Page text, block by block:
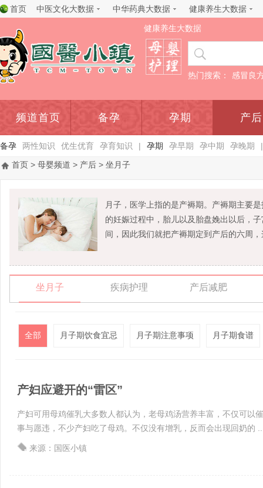
首页 中医文化大数据 中华药典大数据 健康养生大数据
健康养生大数据
热门搜索： 感冒良
频道首页 备孕 孕期 产后
备孕 两性知识 优生优育 孕育知识 | 孕期 孕早期 孕中期 孕晚期
|
首页 > 母婴频道 > 产后 > 坐月子
月子，医学上指的是产褥期。产褥期主要
的妊娠过程中，胎儿以及胎盘娩出以后，
间，因此我们就把产褥期定到产后的六周
坐月子 疾病护理 产后减肥
全部 月子期饮食宜忌 月子期注意事项 月子期食谱
产妇应避开的“雷区”
产妇可用母鸡催乳大多数人都认为，老母鸡汤营养丰富，不仅可以
事与愿违，不少产妇吃了母鸡。不仅没有增乳，反而会出现回奶的
来源：国医小镇